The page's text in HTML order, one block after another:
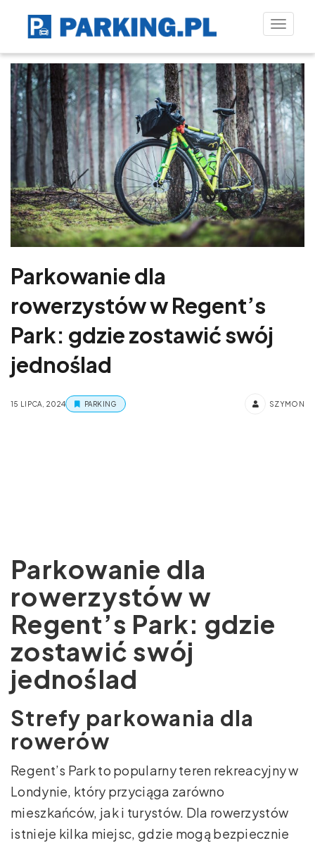
Toggle
Parkowanie dla
rowerzystów w Regent’s
Park: gdzie zostawić swój
jednoślad
15 LIPCA, 2024 PARKING SZYMON
Parkowanie dla
rowerzystów w
Regent’s Park: gdzie
zostawić swój
jednoślad
Strefy parkowania dla
rowerów
Regent’s Park to popularny teren rekreacyjny w
Londynie, który przyciąga zarówno
mieszkańców, jak i turystów. Dla rowerzystów
istnieje kilka miejsc, gdzie mogą bezpiecznie